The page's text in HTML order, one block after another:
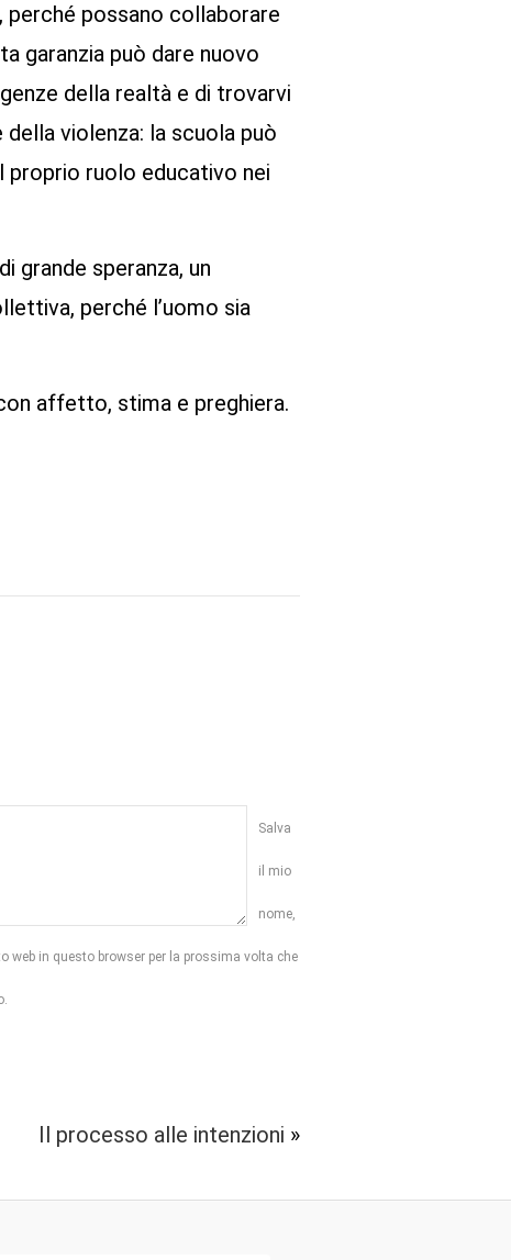
possano collaborare
garanzia può dare nuovo
della realtà e di trovarvi
violenza: la scuola può
ruolo educativo nei
grande speranza, un
perché l’uomo sia
affetto, stima e preghiera.
Salva
il mio
nome,
web in questo browser per la prossima volta che
Il processo alle intenzioni »